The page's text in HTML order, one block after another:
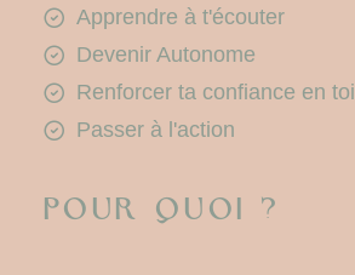
Apprendre à t'écouter
Devenir Autonome
Renforcer ta confiance en toi
Passer à l'action
Pour quoi ?